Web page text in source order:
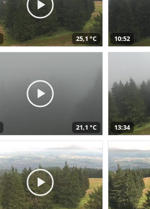
25,1 °C 10:52
21,1 °C 13:34